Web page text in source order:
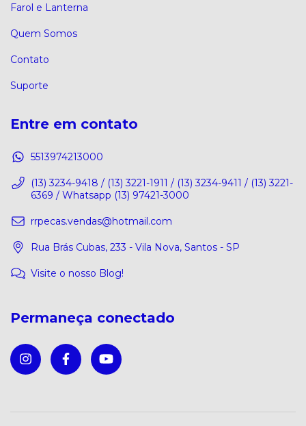
Farol e Lanterna
Quem Somos
Contato
Suporte
Entre em contato
5513974213000
(13) 3234-9418 / (13) 3221-1911 / (13) 3234-9411 / (13) 3221-
6369 / Whatsapp (13) 97421-3000
rrpecas.vendas@hotmail.com
Rua Brás Cubas, 233 - Vila Nova, Santos - SP
Visite o nosso Blog!
Permaneça conectado